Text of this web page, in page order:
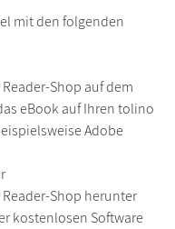
mit den folgenden
Shop auf dem
eBook auf Ihren tolino
Adobe
Shop herunter
kostenlosen Software